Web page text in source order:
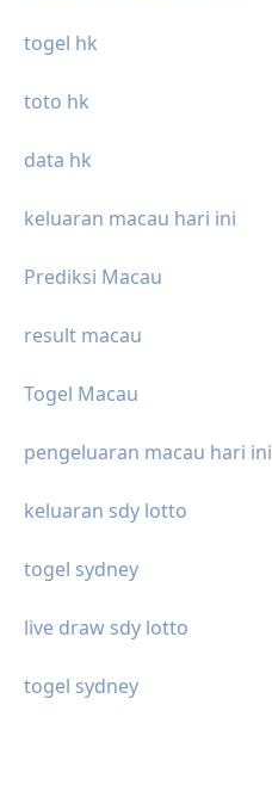
togel hk
toto hk
data hk
keluaran macau hari ini
Prediksi Macau
result macau
Togel Macau
pengeluaran macau hari ini
keluaran sdy lotto
togel sydney
live draw sdy lotto
togel sydney